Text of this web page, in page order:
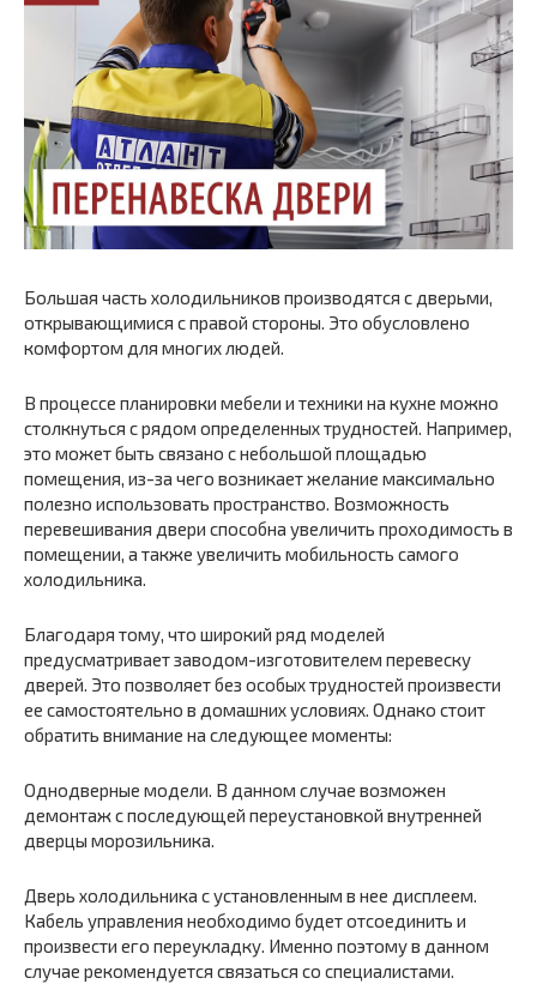
Большая часть холодильников производятся с дверьми,
открывающимися с правой стороны. Это обусловлено
комфортом для многих людей.
В процессе планировки мебели и техники на кухне можно
столкнуться с рядом определенных трудностей. Например,
это может быть связано с небольшой площадью
помещения, из-за чего возникает желание максимально
полезно использовать пространство. Возможность
перевешивания двери способна увеличить проходимость в
помещении, а также увеличить мобильность самого
холодильника.
Благодаря тому, что широкий ряд моделей
предусматривает заводом-изготовителем перевеску
дверей. Это позволяет без особых трудностей произвести
ее самостоятельно в домашних условиях. Однако стоит
обратить внимание на следующее моменты:
Однодверные модели. В данном случае возможен
демонтаж с последующей переустановкой внутренней
дверцы морозильника.
Дверь холодильника с установленным в нее дисплеем.
Кабель управления необходимо будет отсоединить и
произвести его переукладку. Именно поэтому в данном
случае рекомендуется связаться со специалистами.